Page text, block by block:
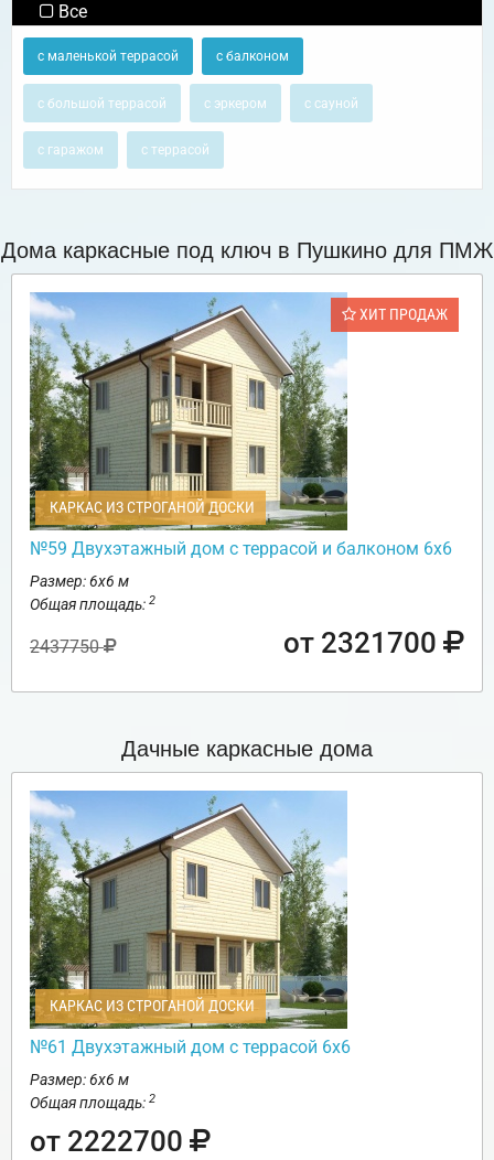
Все
с маленькой террасой с балконом
с большой террасой с эркером с сауной
с гаражом с террасой
Дома каркасные под ключ в Пушкино для ПМЖ
ХИТ ПРОДАЖ
КАРКАС ИЗ СТРОГАНОЙ ДОСКИ
№59 Двухэтажный дом с террасой и балконом 6х6
Размер: 6х6 м
Общая площадь: 2
2437750 от 2321700
Дачные каркасные дома
КАРКАС ИЗ СТРОГАНОЙ ДОСКИ
№61 Двухэтажный дом с террасой 6х6
Размер: 6х6 м
Общая площадь: 2
от 2222700